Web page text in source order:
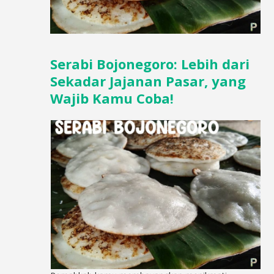
Serabi Bojonegoro: Lebih dari
Sekadar Jajanan Pasar, yang
Wajib Kamu Coba!